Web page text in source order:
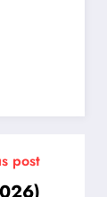
post